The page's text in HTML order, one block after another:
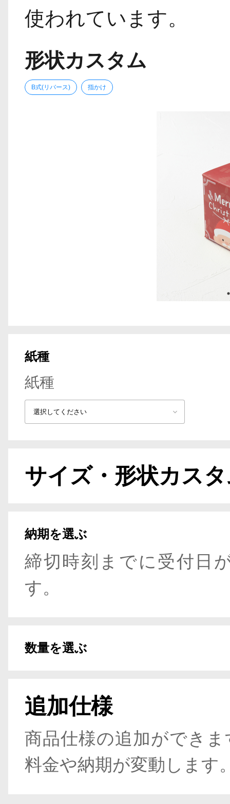
使われています。
形状カスタム
B式(リバース) 指かけ
紙種
紙種
サイズ・形状カス
納期を選ぶ
締切時刻までに受付日
す。
数量を選ぶ
追加仕様
商品仕様の追加ができ
料金や納期が変動します